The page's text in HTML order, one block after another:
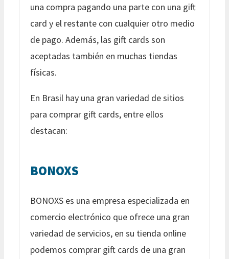
una compra pagando una parte con una gift
card y el restante con cualquier otro medio
de pago. Además, las gift cards son
aceptadas también en muchas tiendas
físicas.
En Brasil hay una gran variedad de sitios
para comprar gift cards, entre ellos
destacan:
BONOXS
BONOXS es una empresa especializada en
comercio electrónico que ofrece una gran
variedad de servicios, en su tienda online
podemos comprar gift cards de una gran